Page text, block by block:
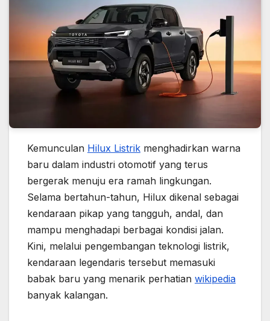
Kemunculan Hilux Listrik menghadirkan warna
baru dalam industri otomotif yang terus
bergerak menuju era ramah lingkungan.
Selama bertahun-tahun, Hilux dikenal sebagai
kendaraan pikap yang tangguh, andal, dan
mampu menghadapi berbagai kondisi jalan.
Kini, melalui pengembangan teknologi listrik,
kendaraan legendaris tersebut memasuki
babak baru yang menarik perhatian wikipedia
banyak kalangan.